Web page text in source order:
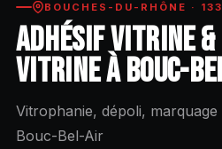
BOUCHES-DU-RHÔNE ·
ADHÉSIF VITRINE
VITRINE À BOUC-
Vitrophanie, dépoli,
Bouc-Bel-Air